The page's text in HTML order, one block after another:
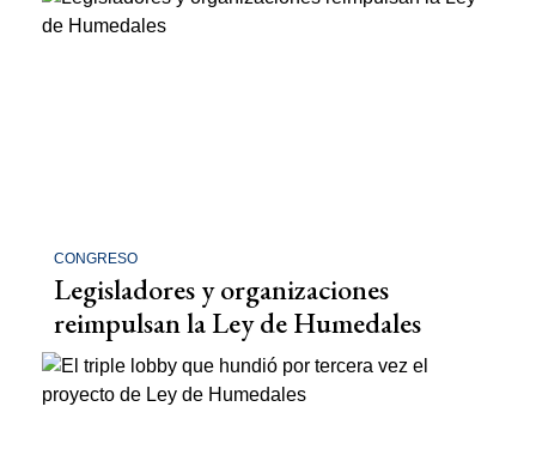
CONGRESO
Legisladores y organizaciones
reimpulsan la Ley de Humedales